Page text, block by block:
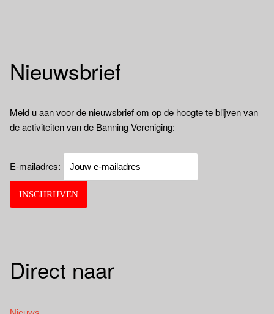
Nieuwsbrief
Meld u aan voor de nieuwsbrief om op de hoogte te blijven van
de activiteiten van de Banning Vereniging:
E-mailadres:
Direct naar